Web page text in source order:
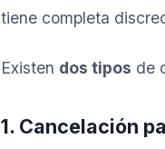
tiene completa
Existen dos tipos de
1. Cancelación